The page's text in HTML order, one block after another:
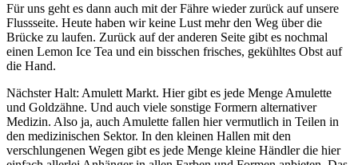
Für uns geht es dann auch mit der Fähre wieder zurück auf unsere
Flussseite. Heute haben wir keine Lust mehr den Weg über die
Brücke zu laufen. Zurück auf der anderen Seite gibt es nochmal
einen Lemon Ice Tea und ein bisschen frisches, gekühltes Obst auf
die Hand.
Nächster Halt: Amulett Markt. Hier gibt es jede Menge Amulette
und Goldzähne. Und auch viele sonstige Formern alternativer
Medizin. Also ja, auch Amulette fallen hier vermutlich in Teilen in
den medizinischen Sektor. In den kleinen Hallen mit den
verschlungenen Wegen gibt es jede Menge kleine Händler die hier